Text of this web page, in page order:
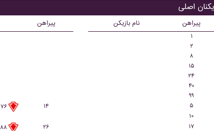
پیراهن
۷۶
۱۴
۸۸ ۲۶
نام بازیکن پیراهن
۱
۲
۸
۱۵
۲۴
۴۰
۹۹
۵
۱۰
۱۷